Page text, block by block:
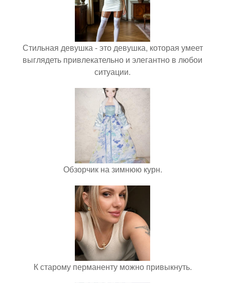
Стильная девушка - это девушка, которая умеет
выглядеть привлекательно и элегантно в любои
ситуации.
Обзорчик на зимнюю курн.
К старому перманенту можно привыкнуть.